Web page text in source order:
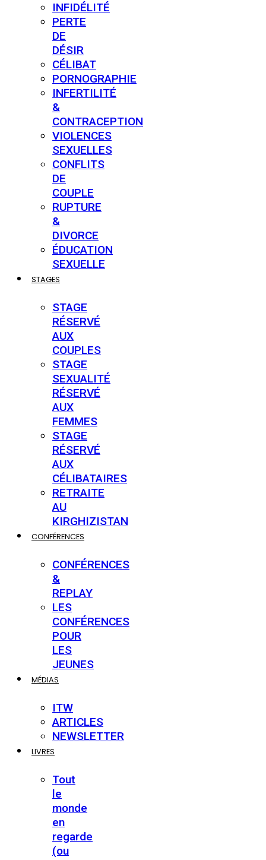
INFIDÉLITÉ
PERTE
DE
DÉSIR
CÉLIBAT
PORNOGRAPHIE
INFERTILITÉ
&
CONTRACEPTION
VIOLENCES
SEXUELLES
CONFLITS
DE
COUPLE
RUPTURE
&
DIVORCE
ÉDUCATION
SEXUELLE
STAGES
STAGE
RÉSERVÉ
AUX
COUPLES
STAGE
SEXUALITÉ
RÉSERVÉ
AUX
FEMMES
STAGE
RÉSERVÉ
AUX
CÉLIBATAIRES
RETRAITE
AU
KIRGHIZISTAN
CONFÉRENCES
CONFÉRENCES
&
REPLAY
LES
CONFÉRENCES
POUR
LES
JEUNES
MÉDIAS
ITW
ARTICLES
NEWSLETTER
LIVRES
Tout
le
monde
en
regarde
(ou